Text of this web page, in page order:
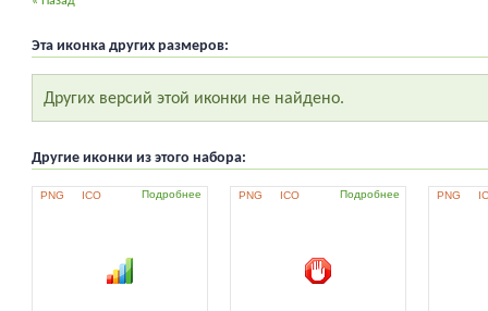
Эта иконка других размеров:
Других версий этой иконки не найдено.
Другие иконки из этого набора:
PNG ICO Подробнее PNG ICO Подробнее PNG